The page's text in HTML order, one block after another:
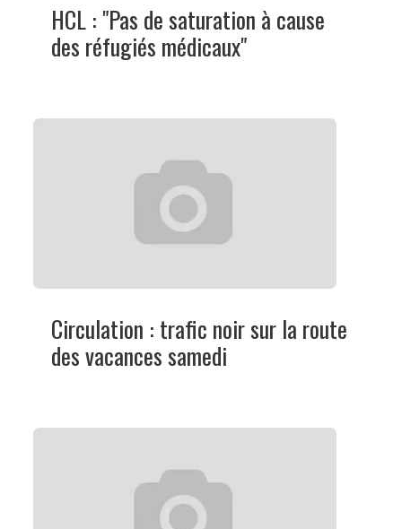
HCL : "Pas de saturation à cause
des réfugiés médicaux"
Circulation : trafic noir sur la route
des vacances samedi